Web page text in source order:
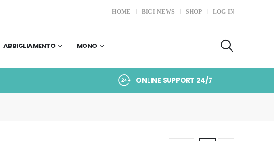
HOME BICI NEWS SHOP LOG IN
ABBIGLIAMENTO MONO
ONLINE SUPPORT 24/7